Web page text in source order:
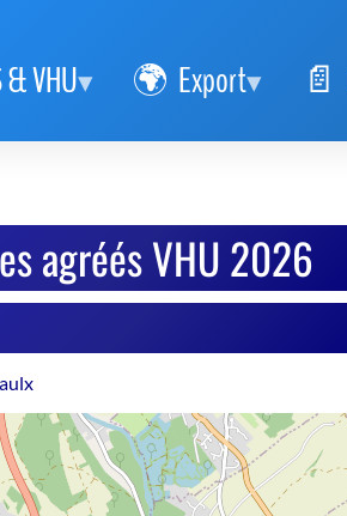
VHU Export
agréés VHU 2026